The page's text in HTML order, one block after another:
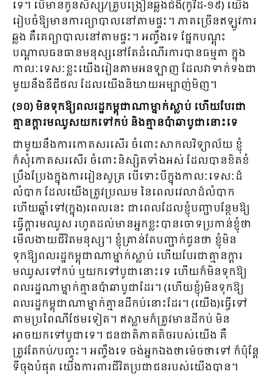
ទេ។ បើមានកូនសិស្ស/គ្រូបង្រៀនឆ្លងជំងឺ(កូវីដ-១៩) យើង
រៀបចំឱ្យមានការព្យាបាលនៅតាមផ្ទះ។ ភាគច្រើនឥឡូវការ
ឆ្លង គឺគេព្យាបាលនៅតាមផ្ទះ។ អញ្ចឹងទេ ផ្នែកបណ្តុះ
បណ្តាលធនធានមនុស្សនៅតែដំណើរការបានធម្មតា ក្នុង
កាលៈទេសៈខ្លះយើងរៀនតាមអនឡាញ ដែលវាទាក់ទងជា
មួយនឹងឌីជីថល ដែលយើងនិយាយអម្បាញ់មិញ។
(១០) ​មិនទុកឱ្យពលរដ្ឋកម្ពុជាណាម្នាក់ស្លាប់ ហើយបែរជា
គ្មានក្តារមឈូសយកទៅកប់ និងគ្មានប៉ាឆាបូជានោះទេ
ជាមួយនឹងការកោតសរសើរ ចំពោះសាកលវិទ្យាល័យ ខ្ញុំ
ក៏សុំកោតសរសើរ ចំពោះនិស្សិតទាំងអស់ ដែលបានខិតខំ
ប្រឹងប្រែងក្នុងការរៀនសូត្រ បើទោះបីក្នុងកាលៈទេសៈដ៏
លំបាក ដែលយើងត្រូវប្រឈម នៃពេលវេលាដ៏លំបាក
ហើយឆ្នាំទៅ(ក្នុង)ពេលនេះ ជាពេលដែលខ្ញុំបញ្ជាបន្ថែមឱ្យ
ធ្វើក្តារមឈូស រហូតដល់មានអ្នកខ្លះបានចោទប្រកាន់ខ្ញុំថា
មើលងាយជីវិតមនុស្ស។ ខ្ញុំគ្រាន់តែបញ្ជាក់ជូនថា ខ្ញុំមិន
ទុកឱ្យពលរដ្ឋកម្ពុជាណាម្នាក់ស្លាប់ ហើយបែរជាគ្មានក្តារ
មឈូសទៅកប់ ឬយកទៅបូជានោះទេ ហើយក៏មិនទុកឱ្យ
ពលរដ្ឋណាម្នាក់គ្មានប៉ាឆាបូជាដែរ។ (ហើយខ្ញុំ)មិនទុកឱ្យ
ពលរដ្ឋកម្ពុជាណាម្នាក់គ្មានដីកប់នោះដែរ។ (យើង)ធ្វើទៅ
តាមប្រពៃណីថែមទៀត។ ឥស្លាមក៏ត្រូវមានដីកប់ មិន
អាចយកទៅបូជាទេ។ ជនជាតិភាគតិចរបស់យើង គឺ
ត្រូវតែកប់/បញ្ចុះ។ អញ្ចឹងទេ ចង់អ្នកឯងថាម៉េចថាទៅ ក៏ប៉ុន្តែ
ទីចុងបំផុត យើងការពារជីវិតប្រជាជនរបស់យើងបាន។